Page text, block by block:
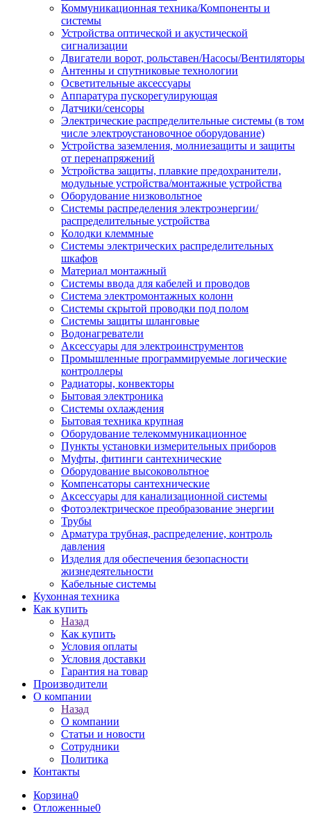
Коммуникационная техника/Компоненты и
системы
Устройства оптической и акустической
сигнализации
Двигатели ворот, рольставен/Насосы/Вентиляторы
Антенны и спутниковые технологии
Осветительные аксессуары
Аппаратура пускорегулирующая
Датчики/сенсоры
Электрические распределительные системы (в том
числе электроустановочное оборудование)
Устройства заземления, молниезащиты и защиты
от перенапряжений
Устройства защиты, плавкие предохранители,
модульные устройства/монтажные устройства
Оборудование низковольтное
Системы распределения электроэнергии/
распределительные устройства
Колодки клеммные
Системы электрических распределительных
шкафов
Материал монтажный
Системы ввода для кабелей и проводов
Система электромонтажных колонн
Системы скрытой проводки под полом
Системы защиты шланговые
Водонагреватели
Аксессуары для электроинструментов
Промышленные программируемые логические
контроллеры
Радиаторы, конвекторы
Бытовая электроника
Системы охлаждения
Бытовая техника крупная
Оборудование телекоммуникационное
Пункты установки измерительных приборов
Муфты, фитинги сантехнические
Оборудование высоковольтное
Компенсаторы сантехнические
Аксессуары для канализационной системы
Фотоэлектрическое преобразование энергии
Трубы
Арматура трубная, распределение, контроль
давления
Изделия для обеспечения безопасности
жизнедеятельности
Кабельные системы
Кухонная техника
Как купить
Назад
Как купить
Условия оплаты
Условия доставки
Гарантия на товар
Производители
О компании
Назад
О компании
Статьи и новости
Сотрудники
Политика
Контакты
Корзина0
Отложенные0